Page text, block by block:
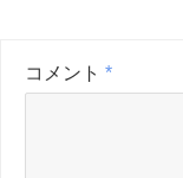
コメント *